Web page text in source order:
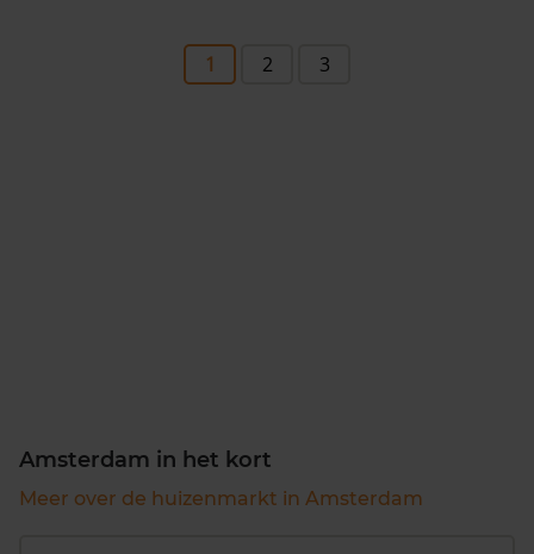
1 2 3
Amsterdam in het kort
Meer over de huizenmarkt in Amsterdam